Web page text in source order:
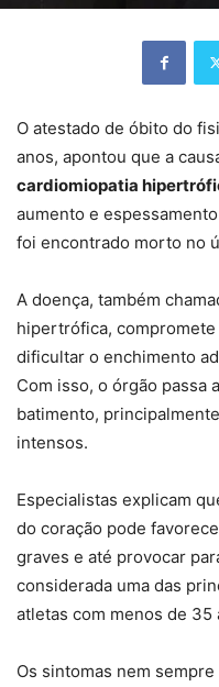
O atestado de óbito do
anos, apontou que a
cardiomiopatia
aumento e
foi encontrado morto no
A doença, também
hipertrófica,
dificultar o enchimento
Com isso, o órgão passa
batimento,
intensos.
Especialistas explicam
do coração pode
graves e até provocar
considerada uma das
atletas com menos de 35
Os sintomas nem